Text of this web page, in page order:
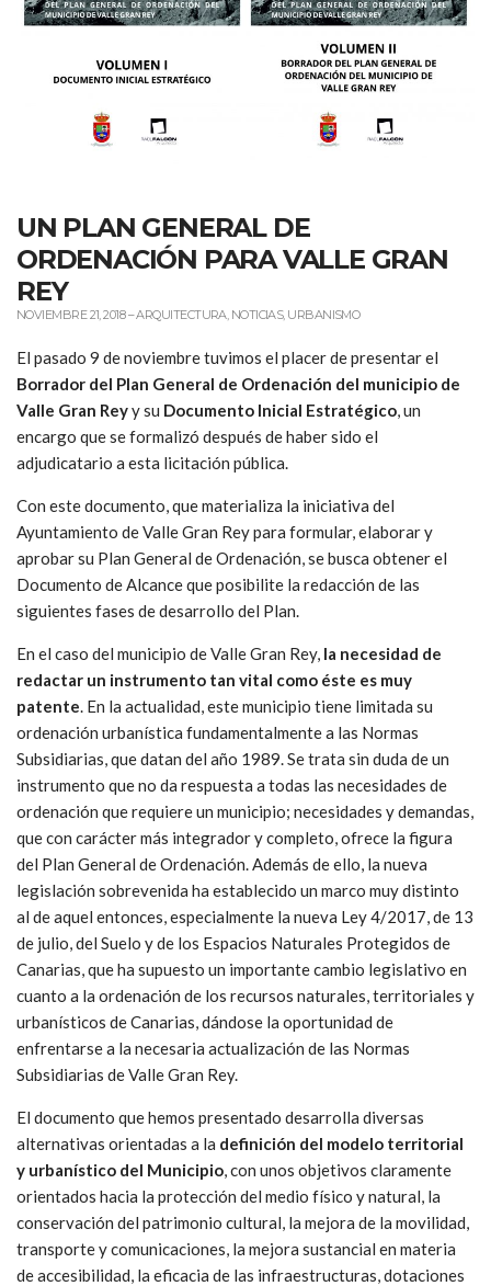
UN PLAN GENERAL DE
ORDENACIÓN PARA VALLE GRAN
REY
NOVIEMBRE 21, 2018–ARQUITECTURA, NOTICIAS, URBANISMO
El pasado 9 de noviembre tuvimos el placer de presentar el
Borrador del Plan General de Ordenación del municipio de
Valle Gran Reyy su Documento Inicial Estratégico, un
encargo que se formalizó después de haber sido el
adjudicatario a esta licitación pública.
Con este documento, que materializa la iniciativa del
Ayuntamiento de Valle Gran Rey para formular, elaborar y
aprobar su Plan General de Ordenación, se busca obtener el
Documento de Alcance que posibilite la redacción de las
siguientes fases de desarrollo del Plan.
En el caso del municipio de Valle Gran Rey, la necesidad de
redactar un instrumento tan vital como éste es muy
patente. En la actualidad, este municipio tiene limitada su
ordenación urbanística fundamentalmente a las Normas
Subsidiarias, que datan del año 1989. Se trata sin duda de un
instrumento que no da respuesta a todas las necesidades de
ordenación que requiere un municipio; necesidades y demandas,
que con carácter más integrador y completo, ofrece la figura
del Plan General de Ordenación. Además de ello, la nueva
legislación sobrevenida ha establecido un marco muy distinto
al de aquel entonces, especialmente la nueva Ley 4/2017, de 13
de julio, del Suelo y de los Espacios Naturales Protegidos de
Canarias, que ha supuesto un importante cambio legislativo en
cuanto a la ordenación de los recursos naturales, territoriales y
urbanísticos de Canarias, dándose la oportunidad de
enfrentarse a la necesaria actualización de las Normas
Subsidiarias de Valle Gran Rey.
El documento que hemos presentado desarrolla diversas
alternativas orientadas a la definición del modelo territorial
y urbanístico del Municipio, con unos objetivos claramente
orientados hacia la protección del medio físico y natural, la
conservación del patrimonio cultural, la mejora de la movilidad,
transporte y comunicaciones, la mejora sustancial en materia
de accesibilidad, la eficacia de las infraestructuras, dotaciones